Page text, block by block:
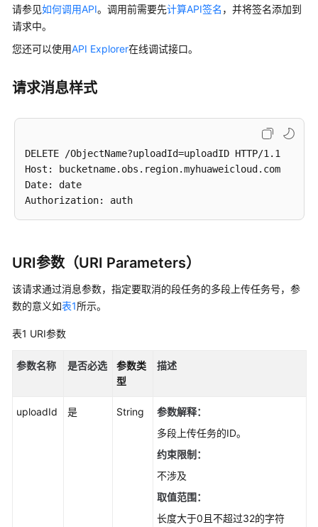
前
必
读
概
何
调
用
API
入
门
API
对
请参见如何调用API。调用前需要先计算API签名 ，并将签名添加到
请求中。
您还可以使用API Explorer在线调试接口。
请求消息样式
DELETE /ObjectName?uploadId=uploadID HTTP/1.1
Host: bucketname.obs.region.myhuaweicloud.com
Date: date
URI参数（URI Parameters）
该请求通过消息参数，指定要取消的段任务的多段上传任务号，参
数的意义如表1所示。
表1 URI参数
参数名称 是否必选
参数类
型
描述
uploadId 是 String
参数解释：
多段上传任务的ID。
约束限制：
不涉及
取值范围：
长度大于0且不超过32的字符